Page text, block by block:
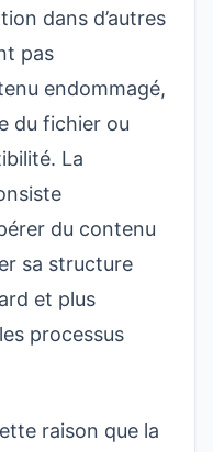
dans d’autres
pas
endommagé,
du fichier ou
La
du contenu
sa structure
et plus
processus
raison que la